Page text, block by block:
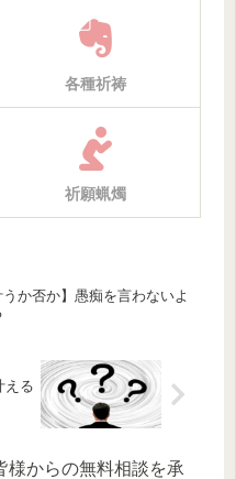
各種祈祷
祈願蝋燭
うか否か】愚痴を言わないよ
える
様からの無料相談を承